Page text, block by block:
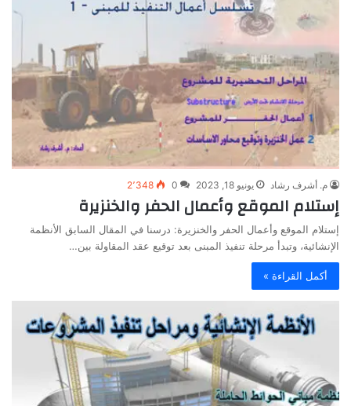
م. أشرف رشاد يونيو 18, 2023 0 2٬348
إستلام الموقع وأعمال الحفر والخنزيرة
إستلام الموقع وأعمال الحفر والخنزيرة: درسنا في المقال السابق الأنظمة
الإنشائية، وتبدأ مرحلة تنفيذ المبنى بعد توقيع عقد المقاولة بين…
أكمل القراءة »